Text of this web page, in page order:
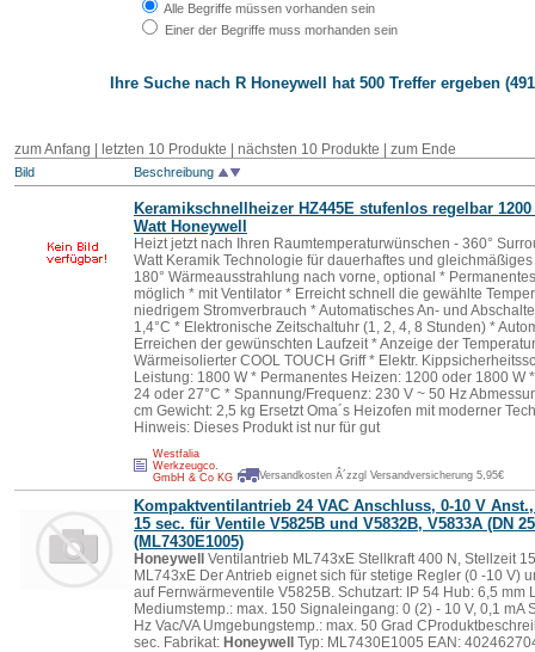
Alle Begriffe müssen vorhanden sein
Einer der Begriffe muss morhanden sein
Ihre Suche nach R Honeywell hat 500 Treffer ergeben
zum Anfang letzten 10 Produkte | nächsten 10 Produkte | zum Ende
Bild Beschreibung
Keramikschnellheizer HZ445E stufenlos regelbar 1200
Watt Honeywell
Heizt jetzt nach Ihren Raumtemperaturwünschen - 360°
Watt Keramik Technologie für dauerhaftes und
180° Wärmeausstrahlung nach vorne, optional *
möglich * mit Ventilator * Erreicht schnell die gewählte
niedrigem Stromverbrauch * Automatisches An- und
1,4°C * Elektronische Zeitschaltuhr (1, 2, 4, 8 Stunden) *
Erreichen der gewünschten Laufzeit * Anzeige der
Wärmeisolierter COOL TOUCH Griff * Elektr.
Leistung: 1800 W * Permanentes Heizen: 1200 oder 1800 W
24 oder 27°C * Spannung/Frequenz: 230 V ~ 50 Hz
cm Gewicht: 2,5 kg Ersetzt Oma´s Heizofen mit moderner
Hinweis: Dieses Produkt ist nur für gut
Westfalia
Werkzeugco.
GmbH & Co KG
Versandkosten Â´zzgl Versandversicherung 5,95€
Kompaktventilantrieb 24 VAC Anschluss, 0-10 V
15 sec. für Ventile V5825B und V5832B, V5833A (DN
(ML7430E1005)
Honeywell
Ventilantrieb ML743xE Stellkraft 400 N, Stellzeit
ML743xE Der Antrieb eignet sich für stetige Regler (0 -10 V)
auf Fernwärmeventile V5825B. Schutzart: IP 54 Hub: 6,5 mm
Mediumstemp.: max. 150 Signaleingang: 0 (2) - 10 V, 0,1 mA
Hz Vac/VA Umgebungstemp.: max. 50 Grad
sec. Fabrikat: Honeywell Typ: ML7430E1005 EAN: